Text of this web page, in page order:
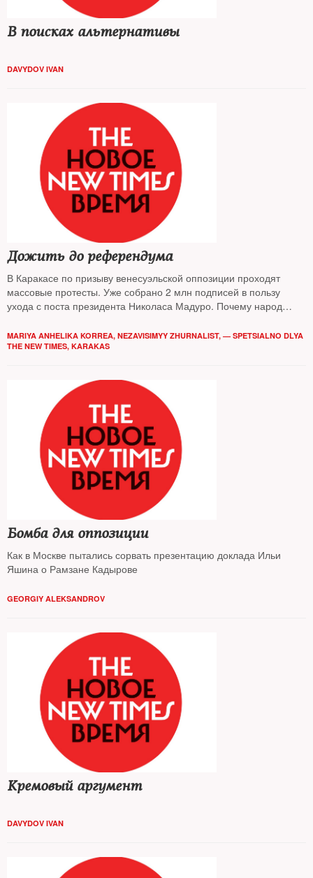
В поисках альтернативы
DAVYDOV IVAN
Дожить до референдума
В Каракасе по призыву венесуэльской оппозиции проходят
массовые протесты. Уже собрано 2 млн подписей в пользу
ухода с поста президента Николаса Мадуро. Почему народ
— выяснял the new times
MARIYA ANHELIKA KORREA, NEZAVISIMYY ZHURNALIST, — SPETSIALNO DLYA
THE NEW TIMES, KARAKAS
Бомба для оппозиции
Как в Москве пытались сорвать презентацию доклада Ильи
Яшина о Рамзане Кадырове
GEORGIY ALEKSANDROV
Кремовый аргумент
DAVYDOV IVAN